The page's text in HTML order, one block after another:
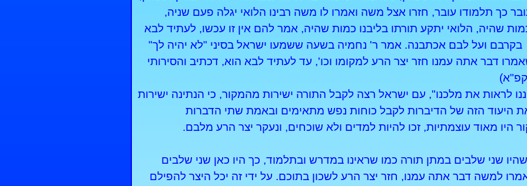
כך תלמודו עובר, חזרו אצל משה ואמרו לו משה רבינו הלואי יגלה פעם שניה,
שהיה, הלואי יתקע תורתו בליבנו כמות שהיה, אמר להם אין זו עכשו, לעתיד לבא
ועל לבם אכתבנה. אמר ר' נחמיה בשעה ששמעו ישראל בסיני "לא יהיה לך"
דבר אתה עמנו חזר יצר הרע למקומו וכו', עד לעתיד לבא הוא, דכתיב והסירותי
לראות את מלכנו", עם ישראל רצה לקבל התורה ישירות מהמקור, כי הנתינה ישירות
היעוד הזה של הדיברות לקבל כוחות נפש מתאימים ובאמת שתי הדברות
היו מאוד עוצמתיות, זכו להיות למדים ולא שוכחים, ונעקר יצר הרע מלבם.
שני שלבים במתן תורה כמו שראינו במדרש ובתלמוד, כך היו כאן שני שלבים
למשה דבר אתה עמנו, חזר יצר הרע לשכון בתוכם. על ידי זה יכל היצר להפילם